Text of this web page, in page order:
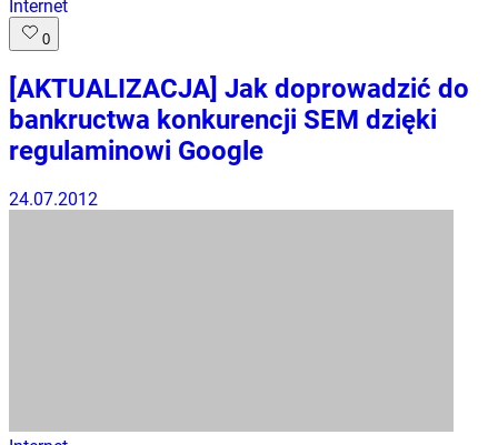
Internet
0
[AKTUALIZACJA] Jak doprowadzić do
bankructwa konkurencji SEM dzięki
regulaminowi Google
24.07.2012